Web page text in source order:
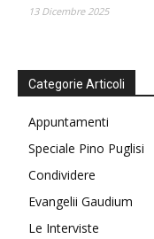
13 Dicembre 2025
Categorie Articoli
Appuntamenti
Speciale Pino Puglisi
Condividere
Evangelii Gaudium
Le Interviste